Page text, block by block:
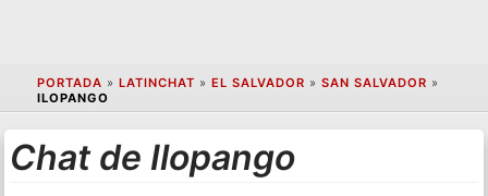
PORTADA » LATINCHAT » EL SALVADOR » SAN SALVADOR »
ILOPANGO
Chat de Ilopango